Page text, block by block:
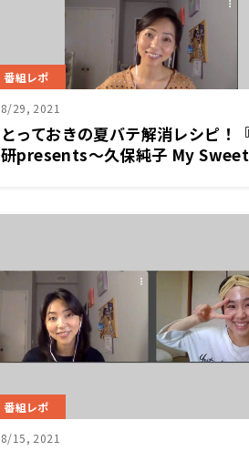
番組レポ
8/29, 2021
とっておきの夏バテ解消レシピ！
研presents～久保純子 My Sweet
番組レポ
8/15, 2021